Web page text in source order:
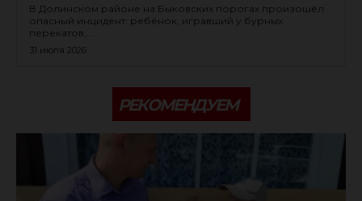
В Долинском районе на Быковских порогах произошёл
опасный инцидент: ребёнок, игравший у бурных
перекатов,...
31 июля 2026
РЕКОМЕНДУЕМ